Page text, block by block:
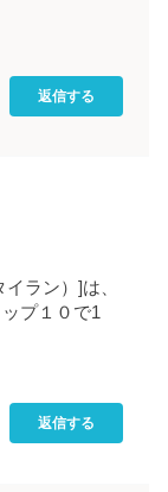
返信する
ラン）]は、
プ１０で1
返信する